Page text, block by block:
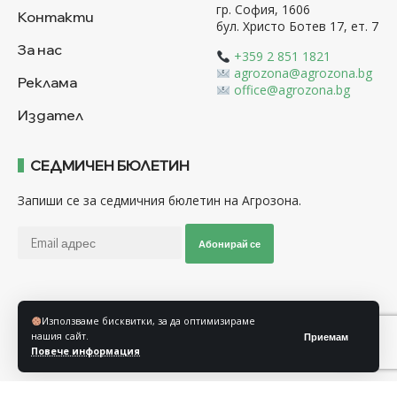
Използваме бисквитки, за да оптимизираме
нашия сайт.
Повече информация
Приемам
Контакти
За нас
Реклама
Издател
гр. София, 1606
бул. Христо Ботев 17, ет. 7
+359 2 851 1821
agrozona@agrozona.bg
office@agrozona.bg
СЕДМИЧЕН БЮЛЕТИН
Запиши се за седмичния бюлетин на Агрозона.
Абонирай се
Последвайте ни